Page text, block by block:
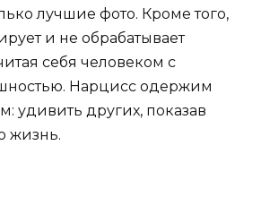
лучшие фото. Кроме того,
и не обрабатывает
себя человеком с
Нарцисс одержим
удивить других, показав
жизнь.